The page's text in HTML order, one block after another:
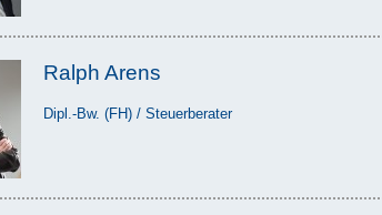
Ralph Arens
Dipl.-Bw. (FH) / Steuerberater